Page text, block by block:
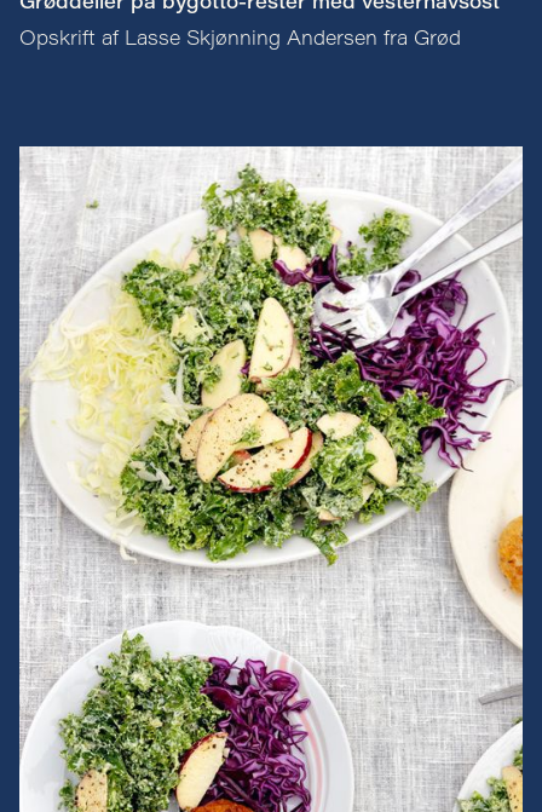
Opskrift af Lasse Skjønning Andersen fra Grød